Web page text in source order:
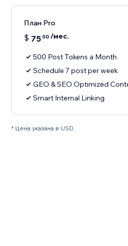
План Pro
$ 7500 /мес.
500 Post Tokens a Month
Schedule 7 post per week
GEO & SEO Optimized
Smart Internal Linking
* Цена указана в USD.